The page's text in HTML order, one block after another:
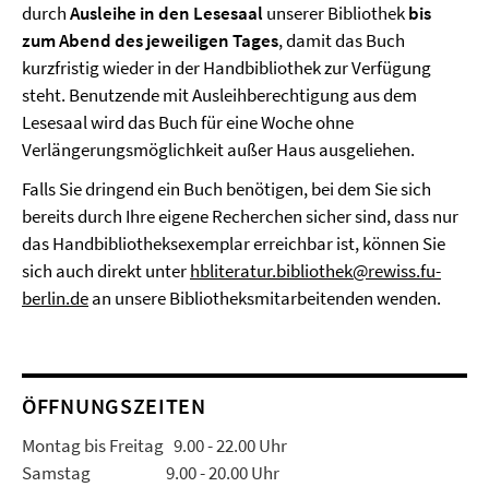
durchAusleihe in den Lesesaalunserer Bibliothekbis
zum Abend des jeweiligen Tages, damit das Buch
kurzfristig wieder in der Handbibliothek zur Verfügung
steht. Benutzende mit Ausleihberechtigung aus dem
Lesesaal wird das Buch für eine Woche ohne
Verlängerungsmöglichkeit außer Haus ausgeliehen.
Falls Sie dringend ein Buch benötigen, bei dem Sie sich
bereits durch Ihre eigene Recherchen sicher sind, dass nur
das Handbibliotheksexemplar erreichbar ist, können Sie
sich auch direkt unterhbliteratur.bibliothek@rewiss.fu-
berlin.dean unsere Bibliotheksmitarbeitenden wenden.
ÖFFNUNGSZEITEN
Montag bis Freitag 9.00 - 22.00 Uhr
Samstag 9.00 - 20.00 Uhr